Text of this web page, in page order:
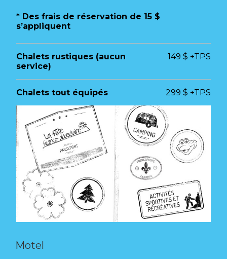
* Des frais de réservation de 15 $
s’appliquent
Chalets rustiques (aucun
service)
149 $ +TPS
Chalets tout équipés 299 $ +TPS
Motel